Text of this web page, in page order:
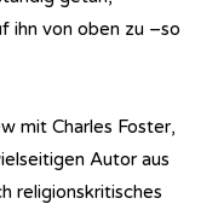
ihn von oben zu –so
mit Charles Foster,
Autor aus
religionskritisches